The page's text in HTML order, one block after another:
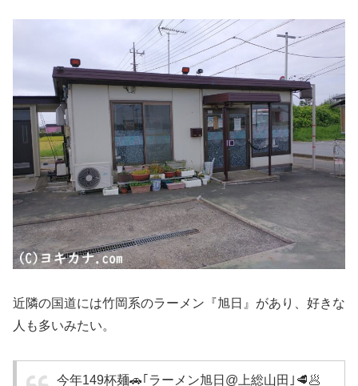
近隣の国道には竹岡系のラーメン『旭日』があり、好きな
人も多いみたい。
今年149杯麺🚗｢ラーメン旭日@上総山田｣🥩🥟